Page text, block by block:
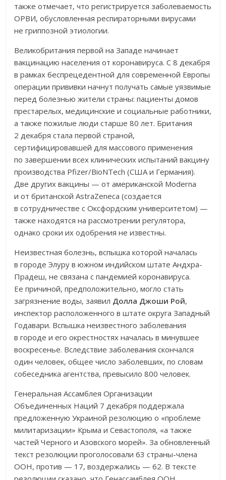
также отмечает, что регистрируется заболеваемость
ОРВИ, обусловленная респираторными вирусами
не гриппозной этиологии.
Великобритания первой на Западе начинает
вакцинацию населения от коронавируса. С 8 декабря
в рамках беспрецедентной для современной Европы
операции прививки начнут получать самые уязвимые
перед болезнью жители страны: пациенты домов
престарелых, медицинские и социальные работники,
а также пожилые люди старше 80 лет. Британия
2 декабря стала первой страной,
сертифицировавшей для массового применения
по завершении всех клинических испытаний вакцину
производства Pfizer/BioNTech (США и Германия).
Две других вакцины — от американской Moderna
и от британской AstraZeneca (создается
в сотрудничестве с Оксфордским университетом) —
также находятся на рассмотрении регулятора,
однако сроки их одобрения не известны.
Неизвестная болезнь, вспышка которой началась
в городе Элуру в южном индийском штате Андхра-
Прадеш, не связана с пандемией коронавируса.
Ее причиной, предположительно, могло стать
загрязнение воды, заявил Долла Джоши Рой,
инспектор расположенного в штате округа Западный
Годавари. Вспышка неизвестного заболевания
в городе и его окрестностях началась в минувшее
воскресенье. Вследствие заболевания скончался
один человек, общее число заболевших, по словам
собеседника агентства, превысило 800 человек.
Генеральная Ассамблея Организации
Объединенных Наций 7 декабря поддержала
предложенную Украиной резолюцию о «проблеме
милитаризации» Крыма и Севастополя, «а также
частей Черного и Азовского морей». За обновленный
текст резолюции проголосовали 63 страны-члена
ООН, против — 17, воздержались — 62. В тексте